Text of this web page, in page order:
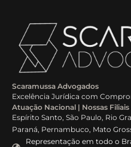
Scaramussa Advogados
Excelência Jurídica com
Atuação Nacional | Nossas Filiais
Espírito Santo, São Paulo, Rio
Paraná, Pernambuco, Mato
Representação em todo o